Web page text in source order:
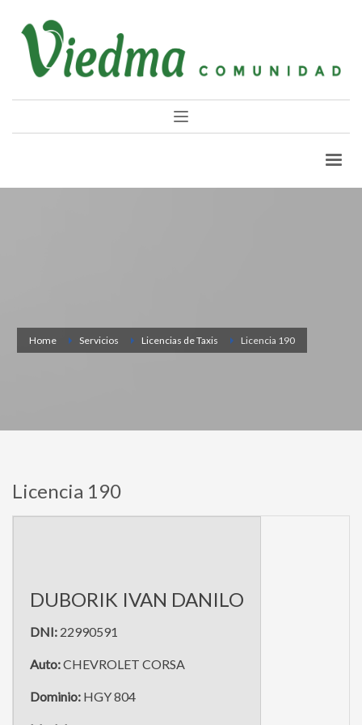
Home Servicios Licencias de Taxis Licencia 190
Licencia 190
DUBORIK IVAN DANILO
DNI: 22990591
Auto:CHEVROLET CORSA
Dominio: HGY 804